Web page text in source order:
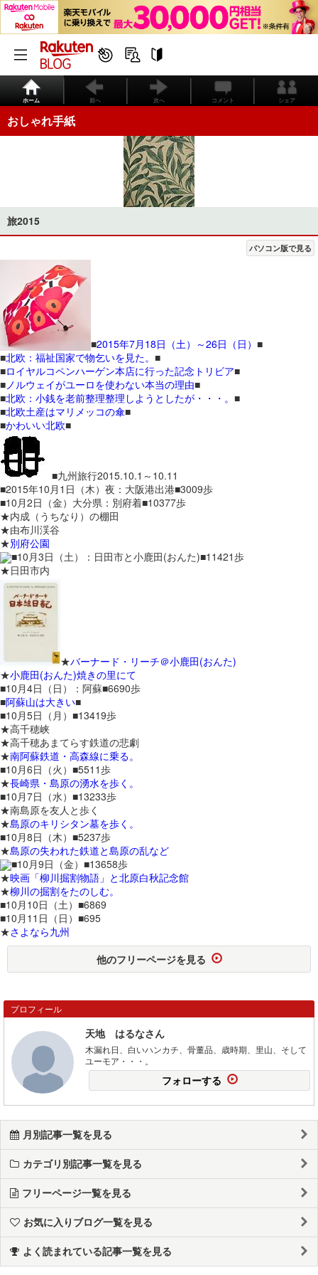
ホーム 前へ 次へ コメント シェア
おしゃれ手紙
旅2015
パソコン版で見る
■2015年7月18日（土）～26日（日） ■
■北欧：福祉国家で物乞いを見た。 ■
■ロイヤルコペンハーゲン本店に行った記念トリビア■
■ ノルウェイがユーロを使わない本当の理由■
■北欧：小銭を老前整理整理しようとしたが・・・。 ■
■北欧土産はマリメッコの傘■
■かわいい北欧■
■九州旅行2015.10.1～10.11
■2015年10月1日（木）夜：大阪港出港■3009歩
■10月2日（金）大分県：別府着■10377歩
★内成（うちなり）の棚田
★由布川渓谷
★別府公園
■10月3日（土）：日田市と小鹿田(おんた)■11421歩
★日田市内
★バーナード・リーチ＠小鹿田(おんた)
★小鹿田(おんた)焼きの里にて
■10月4日（日）：阿蘇■6690歩
■阿蘇山は大きい■
■10月5日（月）■13419歩
★高千穂峡
★高千穂あまてらす鉄道の悲劇
★南阿蘇鉄道・高森線に乗る。
■10月6日（火）■5511歩
★長崎県・島原の湧水を歩く。
■10月7日（水）■13233歩
★南島原を友人と歩く
★島原のキリシタン墓を歩く。
■10月8日（木）■5237歩
★島原の失われた鉄道と島原の乱など
■10月9日（金）■13658歩
★映画「柳川掘割物語」と北原白秋記念館
★柳川の掘割をたのしむ。
■10月10日（土）■6869
■10月11日（日）■695
★さよなら九州
他のフリーページを見る
プロフィール
天地 はるなさん
木漏れ日、白いハンカチ、骨董品、歳時期、里山、そして
ユーモア・・・。
フォローする
月別記事一覧を見る
カテゴリ別記事一覧を見る
フリーページ一覧を見る
お気に入りブログ一覧を見る
よく読まれている記事一覧を見る